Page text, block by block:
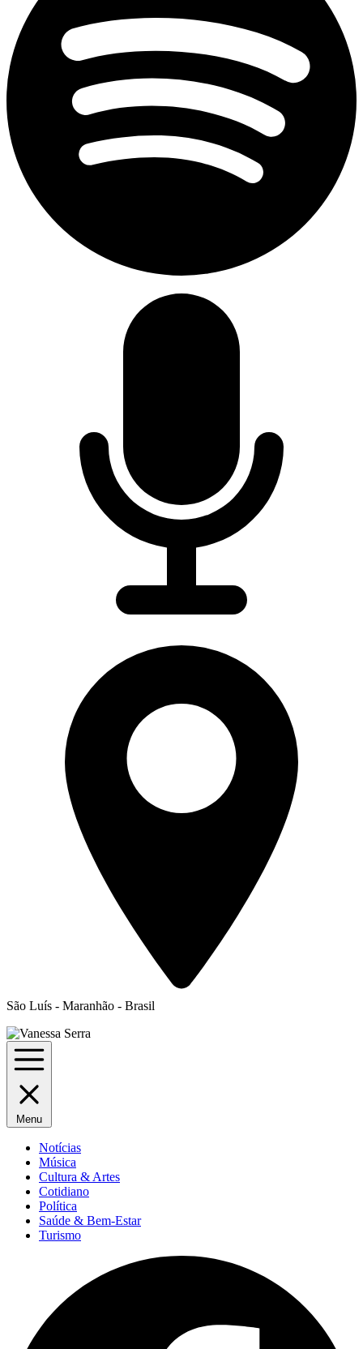
São Luís - Maranhão - Brasil
Menu
Notícias
Música
Cultura & Artes
Cotidiano
Política
Saúde & Bem-Estar
Turismo